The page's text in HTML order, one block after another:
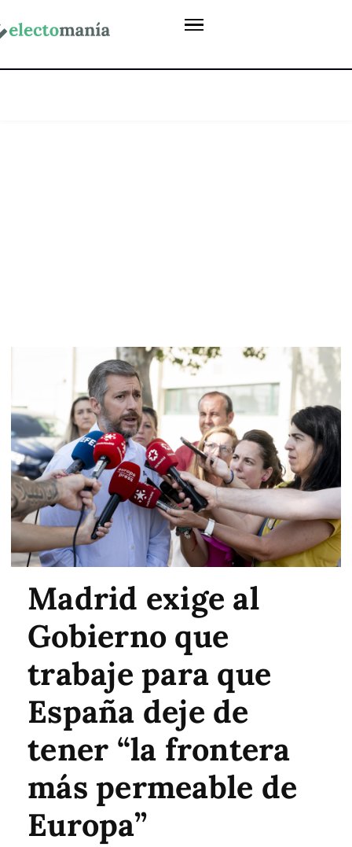
Madrid exige al
Gobierno que
trabaje para que
España deje de
tener “la frontera
más permeable de
Europa”